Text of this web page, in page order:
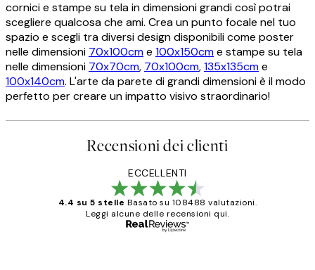
cornici e stampe su tela in dimensioni grandi così potrai
scegliere qualcosa che ami. Crea un punto focale nel tuo
spazio e scegli tra diversi design disponibili come poster
nelle dimensioni 70x100cme 100x150cme stampe su tela
nelle dimensioni 70x70cm, 70x100cm,135x135cme
100x140cm. L'arte da parete di grandi dimensioni è il modo
perfetto per creare un impatto visivo straordinario!
Recensioni dei clienti
ECCELLENTI
4.4 su 5 stelle Basato su 108488 valutazioni.
Leggi alcune delle recensioni qui.